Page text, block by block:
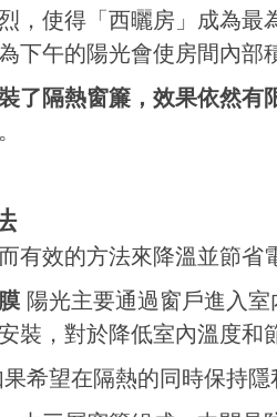
，使得「西曬房」成為
下午的陽光會使房間內部
了隔熱窗簾，效果依然有
有效的方法來降溫並節省
陽光主要通過窗戶進入室
裝，對於降低室內溫度和
希望在隔熱的同時保持隱